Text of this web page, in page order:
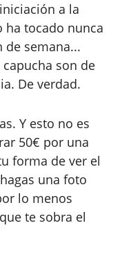
a la
ha tocado nunca
de semana...
son de
De verdad.
Y esto no es
50€ por una
forma de ver el
una foto
lo menos
te sobra el